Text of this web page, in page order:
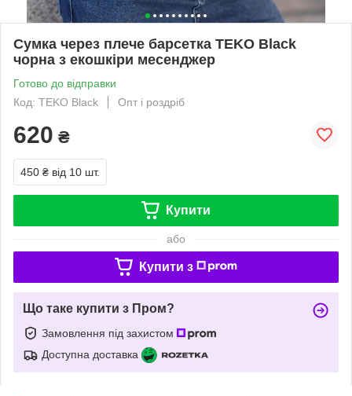
Cумка через плече барсетка TEKO Black
чорна з екошкіри месенджер
Готово до відправки
Код: TEKO Black
Опт і роздріб
620 ₴
450 ₴ від 10 шт.
Купити
або
Купити з
Що таке купити з Пром?
Замовлення під захистом
Доступна доставка